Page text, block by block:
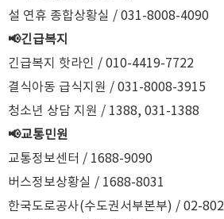
설 연휴 종합상황실 / 031-8008-4090
📢긴급복지
긴급복지 핫라인 / 010-4419-7722
결식아동 급식지원 / 031-8008-3915
청소년 상담 지원 / 1388, 031-1388
📢교통민원
교통정보센터 / 1688-9090
버스정보상황실 / 1688-8031
한국도로공사(수도권서부본부) / 02-